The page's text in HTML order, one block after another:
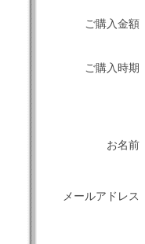
ご購入金額
ご購入時期
お名前
メールアドレス